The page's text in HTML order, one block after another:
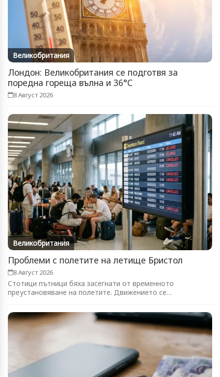
Великобритания
Лондон: Великобритания се подготвя за
поредна гореща вълна и 36°C
8 Август 2026
Великобритания
Проблеми с полетите на летище Бристол
8 Август 2026
Стотици пътници бяха засегнати от временното
преустановяване на полетите. Движението се